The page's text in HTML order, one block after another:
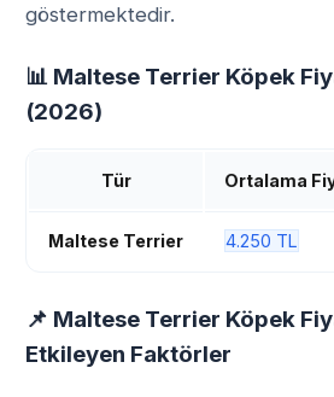
göstermektedir.
📊 Maltese Terrier Köpek
(2026)
Tür Ortalama
Maltese Terrier 4.250 TL
📌 Maltese Terrier Köpek
Etkileyen Faktörler